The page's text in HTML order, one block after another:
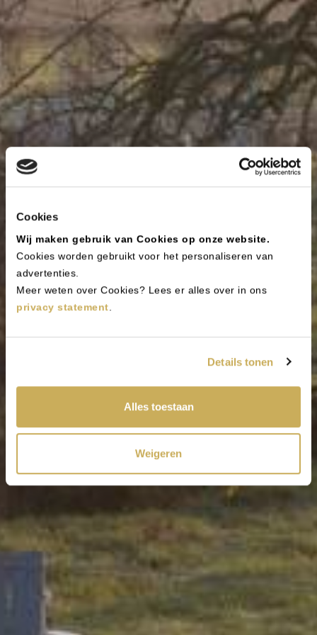
Cookies
Wij maken gebruik van Cookies op onze website.
Cookies worden gebruikt voor het personaliseren van
advertenties.
Meer weten over Cookies? Lees er alles over in ons
privacy statement.
Details tonen
Alles toestaan
Weigeren